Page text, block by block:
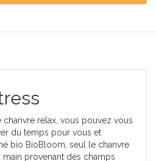
relax, vous pouvez vous
du temps pour vous et
bio BioBloom, seul le chanvre
provenant des champs